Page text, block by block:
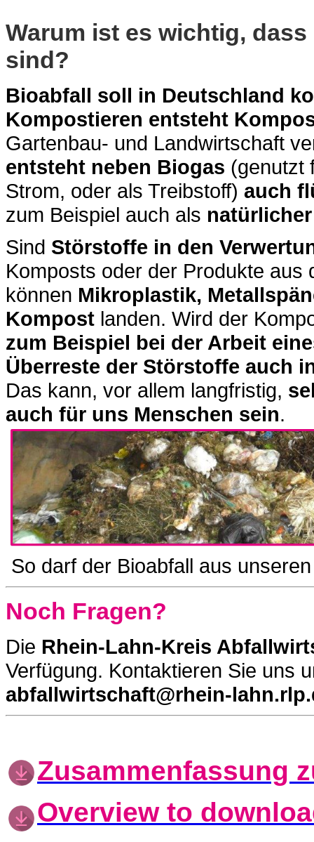
Warum ist es wichtig,
sind?
Bioabfall soll in Deutschland
Kompostieren entsteht
Gartenbau- und Landwirtschaft
entsteht neben Biogas (genutzt
Strom, oder als Treibstoff) auch
zum Beispiel auch als
Sind Störstoffe in den
Komposts oder der Produkte aus
können Mikroplastik,
Kompost landen. Wird der
zum Beispiel bei der Arbeit
Überreste der Störstoffe auch
Das kann, vor allem langfristig,
auch für uns Menschen sein.
So darf der Bioabfall aus
Noch Fragen?
Die Rhein-Lahn-Kreis
Verfügung. Kontaktieren Sie uns
abfallwirtschaft@rhein-
Zusammenfassung
Overview to